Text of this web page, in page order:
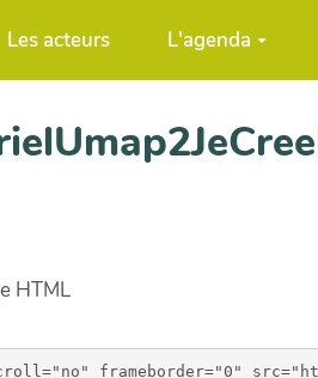
Les acteurs L'agenda
HTML